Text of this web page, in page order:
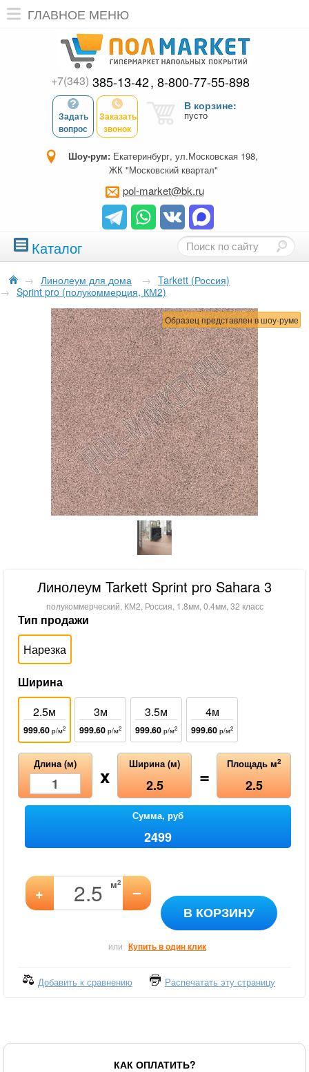
ГЛАВНОЕ МЕНЮ
+7(343) 385-13-42 8-800-77-55-898
Задать
вопрос
Заказать
звонок
В корзине:
пусто
Шоу-рум: Екатеринбург, ул.Московская 198,
ЖК "Московский квартал"
pol-market@bk.ru
Каталог
→ Линолеум для дома → Tarkett (Россия)
→ Sprint pro (полукоммерция, КМ2)
Образец представлен в шоу-руме
Линолеум Tarkett Sprint pro Sahara 3
полукоммерческий, КМ2, Россия, 1.8мм, 0.4мм, 32 класс
Тип продажи
Нарезка
Ширина
2.5м
999.60 р/м2
3м
999.60 р/м2
3.5м
999.60 р/м2
4м
999.60 р/м2
Длина (м) x Ширина (м)
2.5 = Площадь м2
2.5
Сумма, руб
2499
+ м2 –
В КОРЗИНУ
или Купить в один клик
Добавить к сравнению Распечатать эту страницу
КАК ОПЛАТИТЬ?